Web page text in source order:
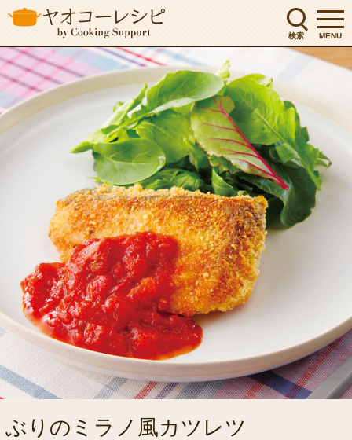
検索 MENU
ぶりのミラノ風カツレツ